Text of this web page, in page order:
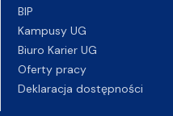
BIP
Kampusy UG
Biuro Karier UG
Oferty pracy
Deklaracja dostępności